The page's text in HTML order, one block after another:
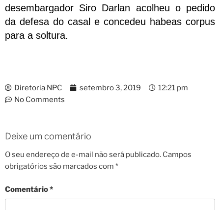
desembargador Siro Darlan acolheu o pedido
da defesa do casal e concedeu habeas corpus
para a soltura.
Diretoria NPC setembro 3, 2019
12:21 pm
No Comments
Deixe um comentário
O seu endereço de e-mail não será publicado. Campos
obrigatórios são marcados com *
Comentário*